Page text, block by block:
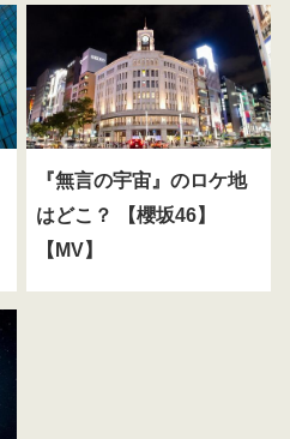
『無言の宇宙』のロケ地
はどこ？ 【櫻坂46】
【MV】